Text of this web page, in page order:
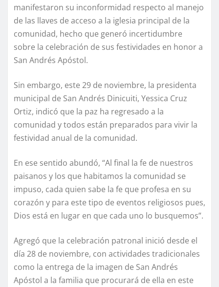
manifestaron su inconformidad respecto al manejo
de las llaves de acceso a la iglesia principal de la
comunidad, hecho que generó incertidumbre
sobre la celebración de sus festividades en honor a
San Andrés Apóstol.
Sin embargo, este 29 de noviembre, la presidenta
municipal de San Andrés Dinicuiti, Yessica Cruz
Ortiz, indicó que la paz ha regresado a la
comunidad y todos están preparados para vivir la
festividad anual de la comunidad.
En ese sentido abundó, “Al final la fe de nuestros
paisanos y los que habitamos la comunidad se
impuso, cada quien sabe la fe que profesa en su
corazón y para este tipo de eventos religiosos pues,
Dios está en lugar en que cada uno lo busquemos”.
Agregó que la celebración patronal inició desde el
día 28 de noviembre, con actividades tradicionales
como la entrega de la imagen de San Andrés
Apóstol a la familia que procurará de ella en este